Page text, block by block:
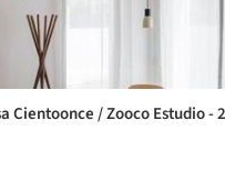
Cientoonce / Zooco Estudio - 2